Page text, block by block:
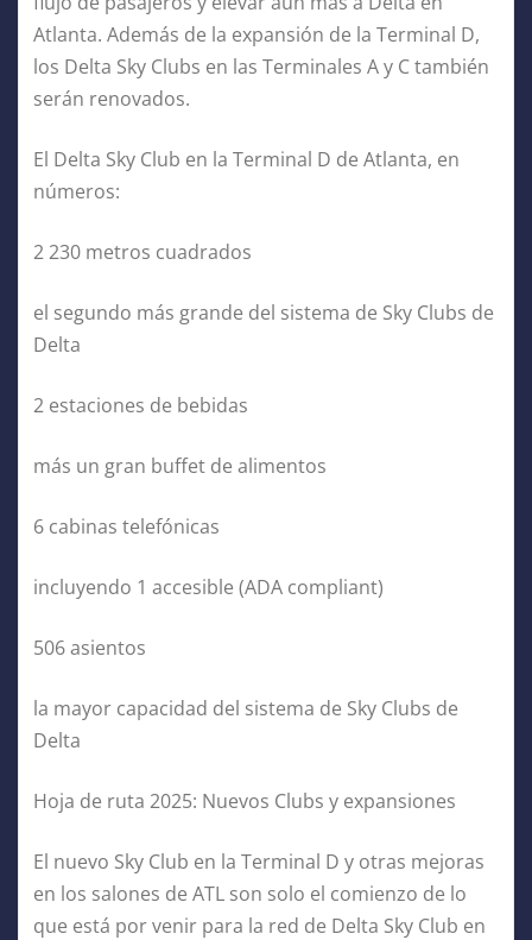
Atlanta. Además de la expansión de la Terminal D,
los Delta Sky Clubs en las Terminales A y C también
serán renovados.
El Delta Sky Club en la Terminal D de Atlanta, en
números:
2 230 metros cuadrados
el segundo más grande del sistema de Sky Clubs de
Delta
2 estaciones de bebidas
más un gran buffet de alimentos
6 cabinas telefónicas
incluyendo 1 accesible (ADA compliant)
506 asientos
la mayor capacidad del sistema de Sky Clubs de
Delta
Hoja de ruta 2025: Nuevos Clubs y expansiones
El nuevo Sky Club en la Terminal D y otras mejoras
en los salones de ATL son solo el comienzo de lo
que está por venir para la red de Delta Sky Club en